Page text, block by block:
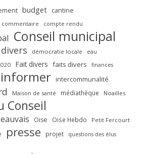
budget cantine
commentaire compte rendu
Conseil municipal
divers démocratie locale eau
Fait divers faits divers finances
informer intercommunalité
Maison de santé médiathèque Noailles
Conseil
Oise Oise Hebdo Petit Fercourt
presse projet questions des élus